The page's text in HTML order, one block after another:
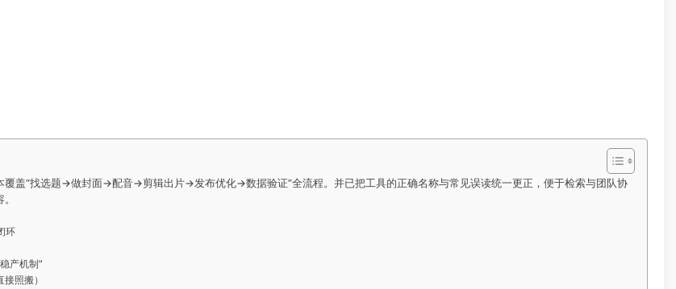
覆盖“找选题→做封面→配音→剪辑出片→发布优化→数据验证”全流程。并已把工具的正确名称与常见误读统一更正，便于检索与团队协
环
产机制”
照搬）